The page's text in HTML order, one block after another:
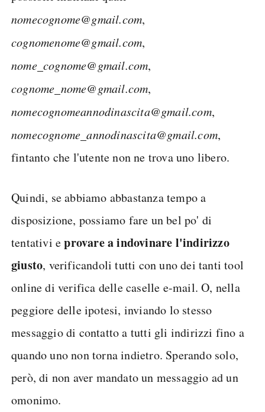
nomecognome@gmail.com,
cognomenome@gmail.com,
nome_cognome@gmail.com,
cognome_nome@gmail.com,
nomecognomeannodinascita@gmail.com,
nomecognome_annodinascita@gmail.com,
fintanto che l'utente non ne trova uno libero.
Quindi, se abbiamo abbastanza tempo a
disposizione, possiamo fare un bel po' di
tentativi eprovare a indovinare l'indirizzo
giusto, verificandoli tutti con uno dei tanti tool
online di verifica delle caselle e-mail. O, nella
peggiore delle ipotesi, inviando lo stesso
messaggio di contatto a tutti gli indirizzi fino a
quando uno non torna indietro. Sperando solo,
però, di non aver mandato un messaggio ad un
omonimo.